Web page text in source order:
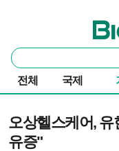
바이
통
합
검
색
전체 국제
오상헬스케어, 유
유증"